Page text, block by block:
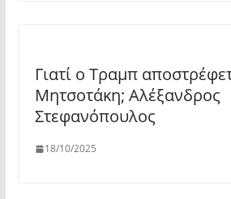
Γιατί ο Τραμπ
Μητσοτάκη; Αλέξανδρος
Στεφανόπουλος
18/10/2025